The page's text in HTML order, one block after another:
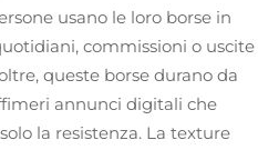
usano le loro borse in
commissioni o uscite
queste borse durano da
annunci digitali che
la resistenza. La texture